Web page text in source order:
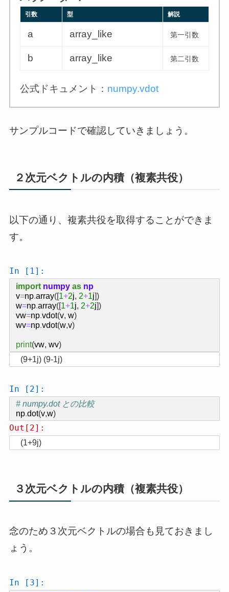
引数 型 解説
a array_like 第一引数
b array_like 第二引数
公式ドキュメント： numpy.vdot
サンプルコードで確認していきましょう。
２次元ベクトルの内積（複素共役）
以下の通り、複素共役を取得することができま
す。
In [1]:
import numpy as np
v=np.array([1+2j, 2+1j])
w=np.array([1+1j, 2+2j])
vw=np.vdot(v, w)
wv=np.vdot(w,v)
print(vw, wv)
(9+1j) (9-1j)
In [2]:
# numpy.dot との比較
np.dot(v,w)
Out[2]:
(1+9j)
３次元ベクトルの内積（複素共役）
念のため３次元ベクトルの場合も見ておきまし
ょう。
In [3]: